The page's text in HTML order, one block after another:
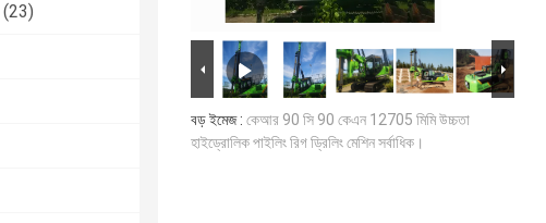
(23)
বড় ইমেজ : কেআর 90 সি 90 কেএন 12705 মিমি উচ্চতা
হাইড্রোলিক পাইলিং রিগ ড্রিলিং মেশিন সর্বাধিক।